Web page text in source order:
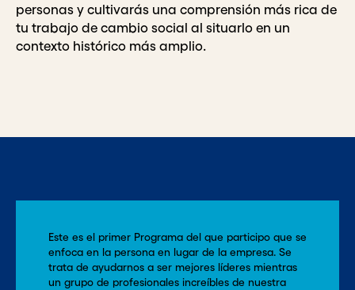
personas y cultivarás una comprensión más rica de
tu trabajo de cambio social al situarlo en un
contexto histórico más amplio.
Este es el primer Programa del que participo que se
enfoca en la persona en lugar de la empresa. Se
trata de ayudarnos a ser mejores líderes mientras
un grupo de profesionales increíbles de nuestra